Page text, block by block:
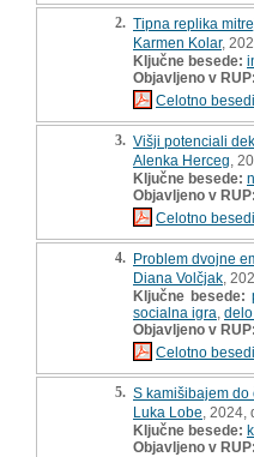
2. Tipna replika
Karmen Kolar,
Ključne besede:
Objavljeno v RUP:
Celotno
3. Višji potenciali
Alenka Herceg ,
Ključne besede:
Objavljeno v RUP:
Celotno
4. Problem dvojne
Diana Volčjak ,
Ključne besede:
socialna igra
Objavljeno v RUP:
Celotno
5. S kamišibajem do
Luka Lobe ,
Ključne besede:
Objavljeno v RUP: